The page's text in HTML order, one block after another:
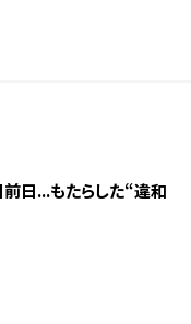
日...もたらした“違和